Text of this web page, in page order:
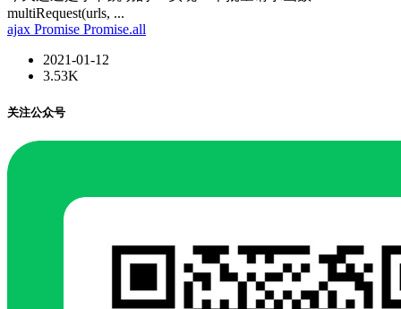
multiRequest(urls, ...
ajax Promise Promise.all
2021-01-12
3.53K
关注公众号